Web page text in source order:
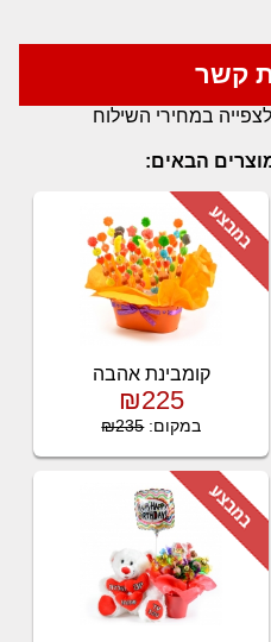
קשר
במחירי השילוח
הבאים:
קומבינת אהבה
₪225
במקום:₪235